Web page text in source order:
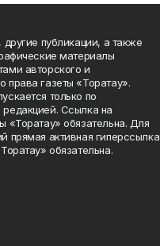
другие публикации, а также
материалы
авторского и
права газеты «Торатау».
только по
Ссылка на
«Торатау» обязательна. Для
прямая активная гиперссылка
обязательна.